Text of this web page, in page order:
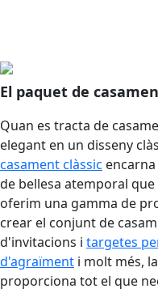
El paquet de
Quan es tracta de
elegant en un disseny
casament clàssic
de bellesa atemporal
oferim una gamma de
crear el conjunt de
d'invitacions i targetes
d'agraïment i molt més,
proporciona tot el que